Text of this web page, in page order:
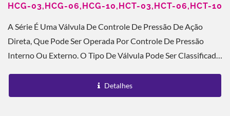
HCG-03,HCG-06,HCG-10,HCT-03,HCT-06,HCT-10
A Série É Uma Válvula De Controle De Pressão De Ação
Direta, Que Pode Ser Operada Por Controle De Pressão
Interno Ou Externo. O Tipo De Válvula Pode Ser Classificado
Detalhes